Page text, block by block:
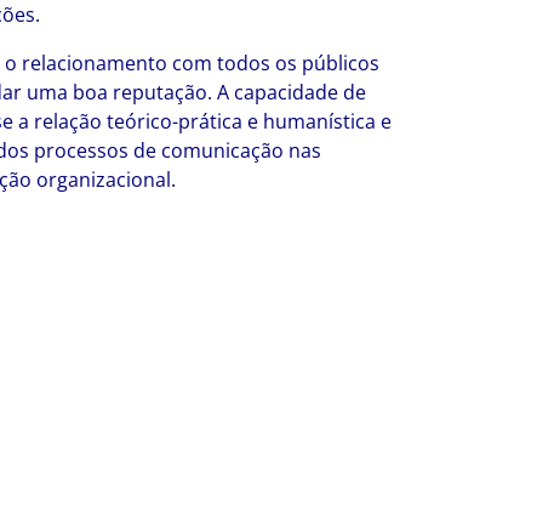
relacionamento com todos os públicos
uma boa reputação. A capacidade de
a relação teórico-prática e humanística e
processos de comunicação nas
organizacional.